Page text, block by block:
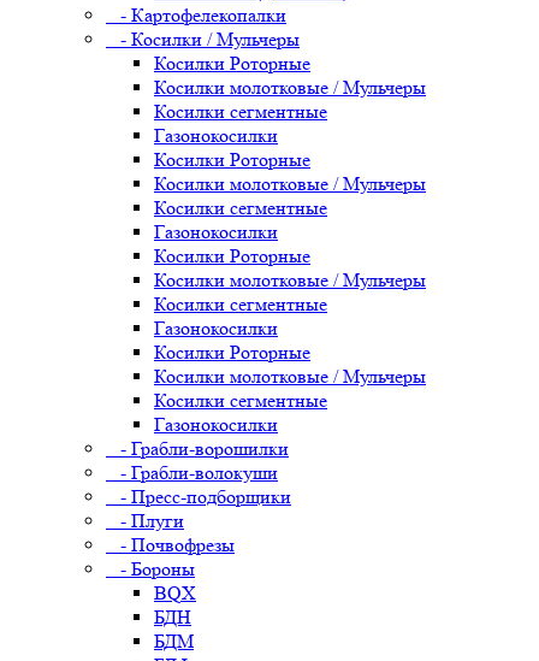
- Картофелекопалки
- Косилки / Мульчеры
Косилки Роторные
Косилки молотковые / Мульчеры
Косилки сегментные
Газонокосилки
Косилки Роторные
Косилки молотковые / Мульчеры
Косилки сегментные
Газонокосилки
Косилки Роторные
Косилки молотковые / Мульчеры
Косилки сегментные
Газонокосилки
Косилки Роторные
Косилки молотковые / Мульчеры
Косилки сегментные
Газонокосилки
- Грабли-ворошилки
- Грабли-волокуши
- Пресс-подборщики
- Плуги
- Почвофрезы
- Бороны
BQX
БДН
БДМ